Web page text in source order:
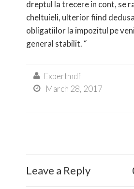
dreptul la trecere in cont, se
cheltuieli, ulterior fiind
obligatiilor la impozitul pe
general stabilit. “
 Expertmdf
 March 28, 2017
Leave a Reply